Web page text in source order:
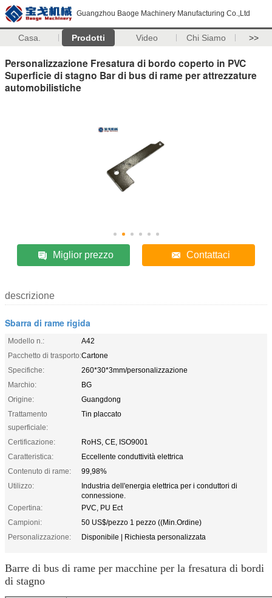
Guangzhou Baoge Machinery Manufacturing Co.,Ltd
Casa. Prodotti Video Chi Siamo >>
Personalizzazione Fresatura di bordo coperto in PVC
Superficie di stagno Bar di bus di rame per attrezzature
automobilistiche
Miglior prezzo Contattaci
descrizione
Sbarra di rame rigida
Modello n.:
A42
Pacchetto di trasporto:Cartone
Specifiche:
260*30*3mm/personalizzazione
Marchio:
BG
Origine:
Guangdong
Trattamento
superficiale:
Tin placcato
Certificazione:
RoHS, CE, ISO9001
Caratteristica:
Eccellente conduttività elettrica
Contenuto di rame:
99,98%
Utilizzo:
Industria dell'energia elettrica per i conduttori di
connessione.
Copertina:
PVC, PU Ect
Campioni:
50 US$/pezzo 1 pezzo ((Min.Ordine)
Personalizzazione:
Disponibile | Richiesta personalizzata
Barre di bus di rame per macchine per la fresatura di bordi
di stagno